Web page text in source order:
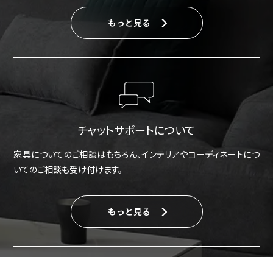
もっと見る
チャットサポートについて
家具についてのご相談はもちろん、インテリアやコーディネートにつ
いてのご相談も受け付けます。
もっと見る